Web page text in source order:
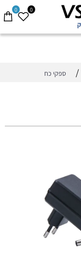
0 0
/ ספקי כח